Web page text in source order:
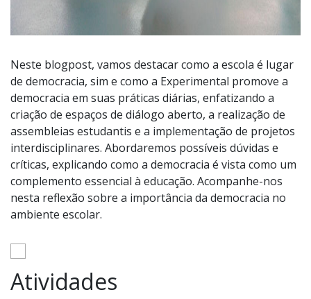
Neste blogpost, vamos destacar como a escola é lugar
de democracia, sim e como a Experimental promove a
democracia em suas práticas diárias, enfatizando a
criação de espaços de diálogo aberto, a realização de
assembleias estudantis e a implementação de projetos
interdisciplinares. Abordaremos possíveis dúvidas e
críticas, explicando como a democracia é vista como um
complemento essencial à educação. Acompanhe-nos
nesta reflexão sobre a importância da democracia no
ambiente escolar.
Atividades